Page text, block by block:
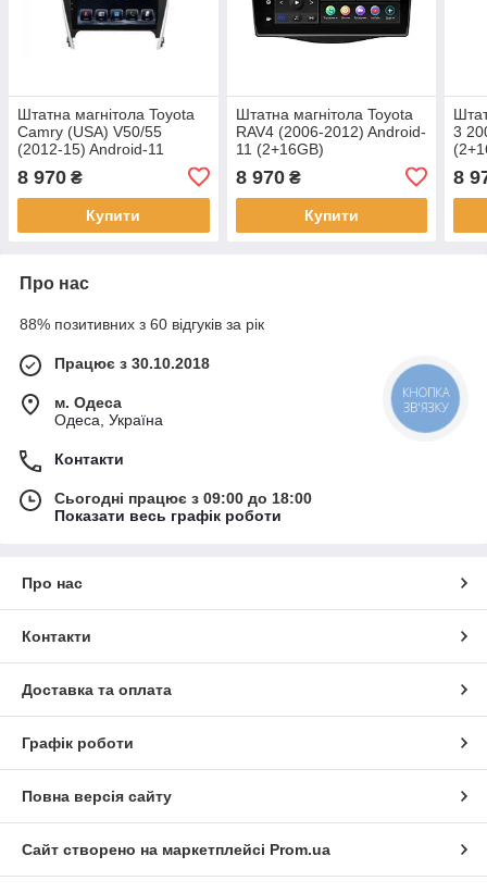
Штатна магнітола Toyota
Camry (USA) V50/55
(2012-15) Android-11
8 970 ₴
Купити
Штатна магнітола Toyota
RAV4 (2006-2012) Android-
11 (2+16GB)
8 970₴
Купити
3
8
Про нас
88% позитивних з 60 відгуків за рік
Працює з 30.10.2018
м. Одеса
Одеса, Україна
Контакти
Сьогодні працює з 09:00 до 18:00
Показати весь графік роботи
Про нас
Контакти
Доставка та оплата
Графік роботи
Повна версія сайту
Сайт створено на маркетплейсі Prom.ua
КНОПКА
ЗВ'ЯЗКУ